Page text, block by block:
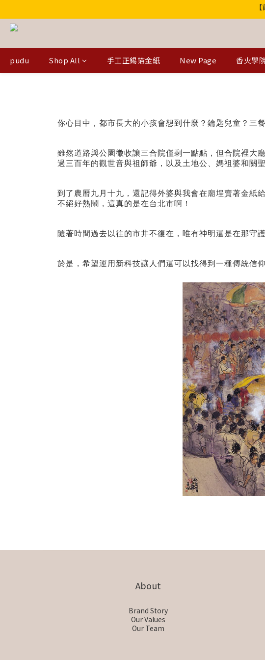
pudu Shop All 手工正錫箔金紙 New Page 香火學
你心目中，都市長大的小孩會想到什麼？鑰匙兒童？三
雖然道路與公園徵收讓三合院僅剩一點點，但合院裡大
過三百年的觀世音與祖師爺，以及土地公、媽祖婆和關
到了農曆九月十九，還記得外婆與我會在廟埕賣著金紙
不絕好熱鬧，這真的是在台北市啊！
隨著時間過去以往的市井不復在，唯有神明還是在那
於是，希望運用新科技讓人們還可以找得到一種傳統信
About
Brand Story
Our Values
Our Team